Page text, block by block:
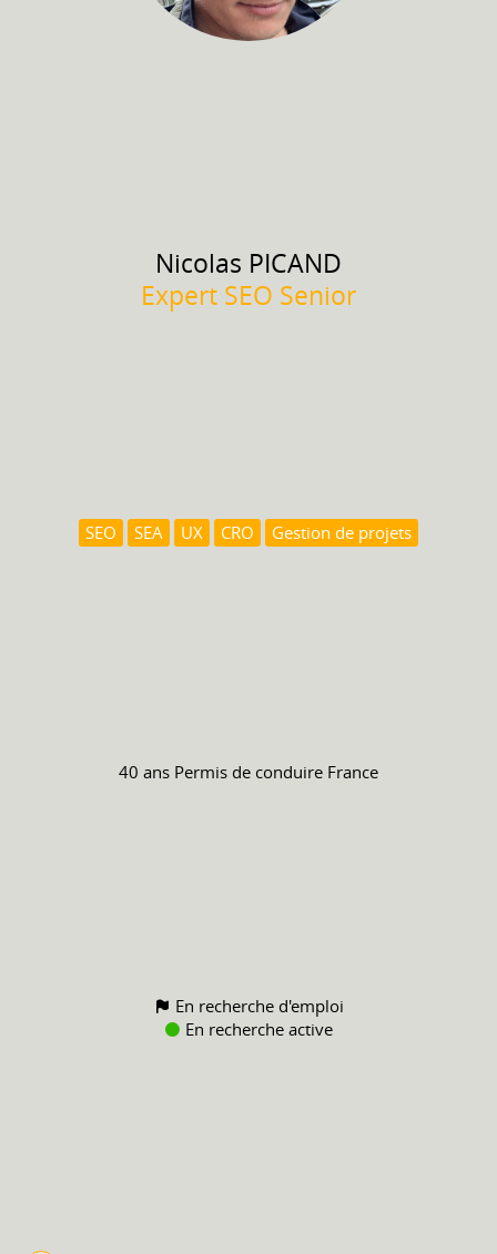
Nicolas PICAND
Expert SEO Senior
SEO SEA UX CRO Gestion de projets
40 ans Permis de conduire France
En recherche d'emploi
En recherche active